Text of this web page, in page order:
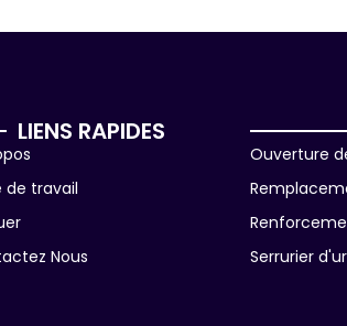
LIENS RAPIDES
de travail
Nous
Ouverture
Serrurier